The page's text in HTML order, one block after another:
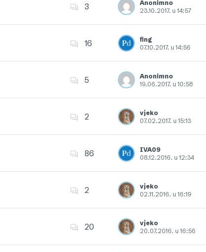
3
Anonimno
23.10.2017. u 14:57
Dodajte u favorite
16
fing
07.10.2017. u 14:56
Dodajte u favorite
5
Anonimno
19.06.2017. u 10:58
Dodajte u favorite
2
vjeko
07.02.2017. u 15:13
Dodajte u favorite
86
IVA09
08.12.2016. u 12:34
Dodajte u favorite
2
vjeko
02.11.2016. u 16:19
Dodajte u favorite
20
vjeko
20.07.2016. u 16:56